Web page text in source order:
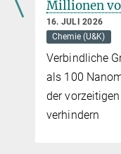
Millionen
16. JULI 2026
Chemie (U&K)
Verbindliche
als 100
der
verhindern